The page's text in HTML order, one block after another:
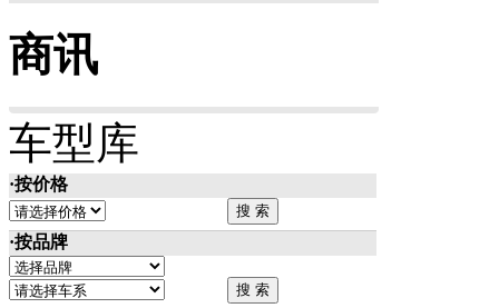
商讯
车型库
·按价格
·按品牌